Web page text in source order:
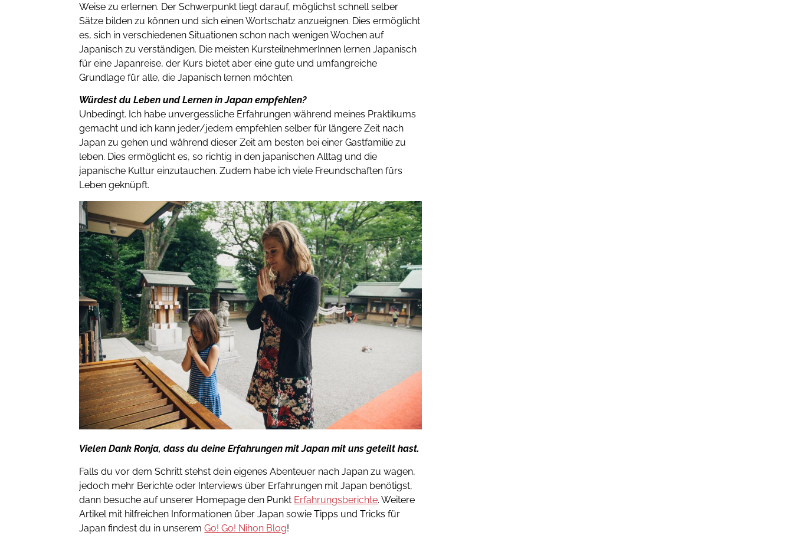
Weise zu erlernen. Der Schwerpunkt liegt darauf, möglichst schnell selber
Sätze bilden zu können und sich einen Wortschatz anzueignen. Dies ermöglicht
es, sich in verschiedenen Situationen schon nach wenigen Wochen auf
Japanisch zu verständigen. Die meisten KursteilnehmerInnen lernen Japanisch
für eine Japanreise, der Kurs bietet aber eine gute und umfangreiche
Grundlage für alle, die Japanisch lernen möchten.
Würdest du Leben und Lernen in Japan empfehlen?
Unbedingt. Ich habe unvergessliche Erfahrungen während meines Praktikums
gemacht und ich kann jeder/jedem empfehlen selber für längere Zeit nach
Japan zu gehen und während dieser Zeit am besten bei einer Gastfamilie zu
leben. Dies ermöglicht es, so richtig in den japanischen Alltag und die
japanische Kultur einzutauchen. Zudem habe ich viele Freundschaften fürs
Leben geknüpft.
Vielen Dank Ronja, dass du deine Erfahrungen mit Japan mit uns geteilt hast.
Falls du vor dem Schritt stehst dein eigenes Abenteuer nach Japan zu wagen,
jedoch mehr Berichte oder Interviews über Erfahrungen mit Japan benötigst,
dann besuche auf unserer Homepage den Punkt Erfahrungsberichte. Weitere
Artikel mit hilfreichen Informationen über Japan sowie Tipps und Tricks für
Japan findest du in unseremGo! Go! Nihon Blog!